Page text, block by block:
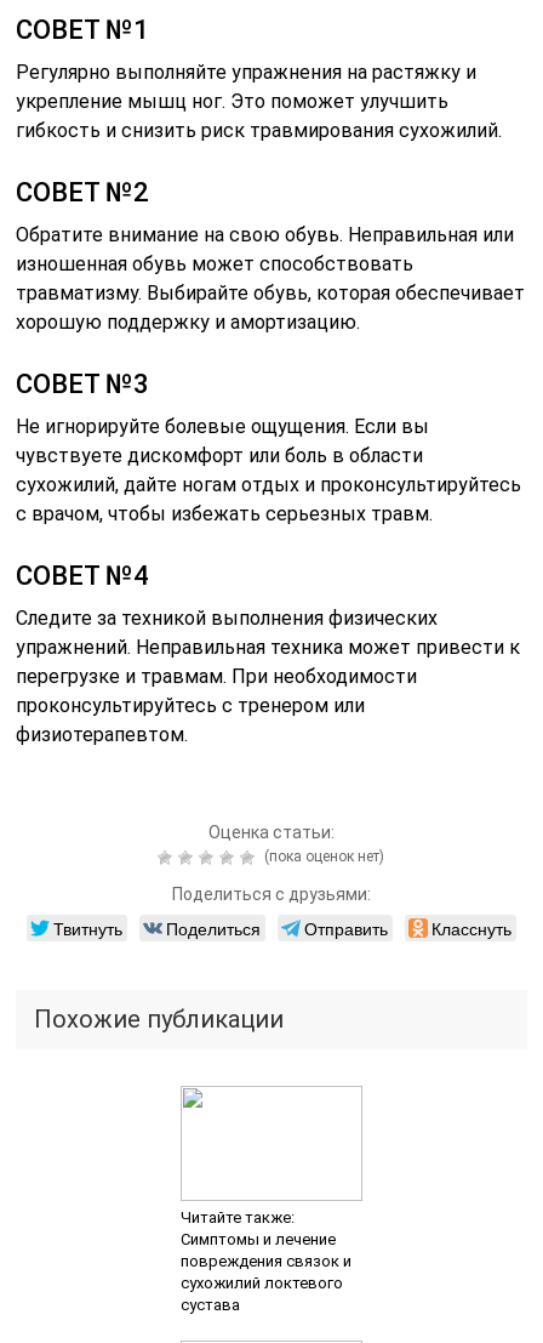
СОВЕТ №1
Регулярно выполняйте упражнения на растяжку и
укрепление мышц ног. Это поможет улучшить
гибкость и снизить риск травмирования сухожилий.
СОВЕТ №2
Обратите внимание на свою обувь. Неправильная или
изношенная обувь может способствовать
травматизму. Выбирайте обувь, которая обеспечивает
хорошую поддержку и амортизацию.
СОВЕТ №3
Не игнорируйте болевые ощущения. Если вы
чувствуете дискомфорт или боль в области
сухожилий, дайте ногам отдых и проконсультируйтесь
с врачом, чтобы избежать серьезных травм.
СОВЕТ №4
Следите за техникой выполнения физических
упражнений. Неправильная техника может привести к
перегрузке и травмам. При необходимости
проконсультируйтесь с тренером или
физиотерапевтом.
Оценка статьи:
(пока оценок нет)
Поделиться с друзьями:
Твитнуть Поделиться Отправить Класснуть
Похожие публикации
Читайте также:
Симптомы и лечение
повреждения связок и
сухожилий локтевого
сустава